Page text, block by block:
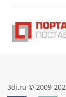
см2,
3di.ru © 2009-